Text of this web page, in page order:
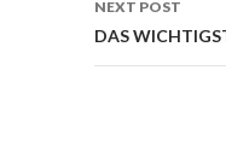
NEXT POST
DAS